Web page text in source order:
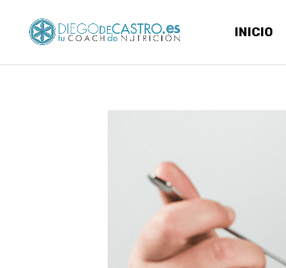
INICIO